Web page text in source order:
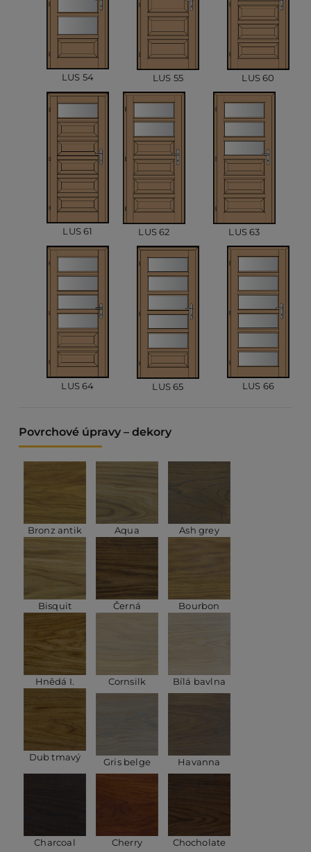
LUS 54 LUS 55 LUS 60
LUS 61 LUS 62 LUS 63
LUS 64 LUS 65 LUS 66
Povrchové úpravy – dekory
Bronz antik Aqua Ash grey
Bisquit Černá Bourbon
Hnědá I. Cornsilk Bílá bavlna
Dub tmavý Gris belge Havanna
Charcoal Cherry Chocholate